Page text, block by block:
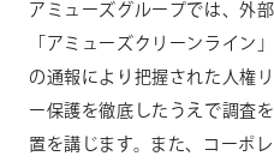
アミューズグループでは、外
「アミューズクリーンライン
の通報により把握された人権
ー保護を徹底したうえで調査
置を講じます。また、コーポ